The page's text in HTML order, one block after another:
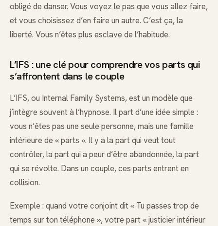
obligé de danser. Vous voyez le pas que vous allez faire,
et vous choisissez d’en faire un autre. C’est ça, la
liberté. Vous n’êtes plus esclave de l’habitude.
L’IFS : une clé pour comprendre vos parts qui
s’affrontent dans le couple
L’IFS, ou Internal Family Systems, est un modèle que
j’intègre souvent à l’hypnose. Il part d’une idée simple :
vous n’êtes pas une seule personne, mais une famille
intérieure de « parts ». Il y a la part qui veut tout
contrôler, la part qui a peur d’être abandonnée, la part
qui se révolte. Dans un couple, ces parts entrent en
collision.
Exemple : quand votre conjoint dit « Tu passes trop de
temps sur ton téléphone », votre part « justicier intérieur